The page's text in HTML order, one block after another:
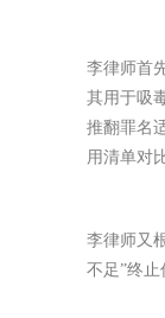
李律师首
其用于吸
推翻罪名
用清单对
李律师又
不足”终止